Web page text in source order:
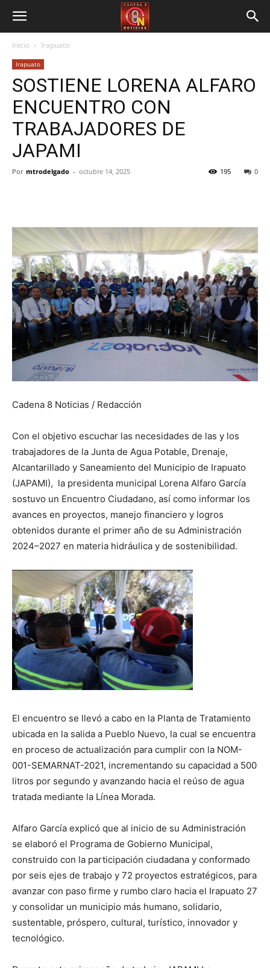
Inicio Irapuato
Irapuato
SOSTIENE LORENA ALFARO
ENCUENTRO CON
TRABAJADORES DE
JAPAMI
Por mtrodelgado - octubre 14, 2025 0
195
Cadena 8 Noticias / Redacción
Con el objetivo escuchar las necesidades de las y los
trabajadores de la Junta de Agua Potable, Drenaje,
Alcantarillado y Saneamiento del Municipio de Irapuato
(JAPAMI), la presidenta municipal Lorena Alfaro García
sostuvo un Encuentro Ciudadano, así como informar los
avances en proyectos, manejo financiero y logros
obtenidos durante el primer año de su Administración
2024–2027 en materia hidráulica y de sostenibilidad.
El encuentro se llevó a cabo en la Planta de Tratamiento
ubicada en la salida a Pueblo Nuevo, la cual se encuentra
en proceso de actualización para cumplir con la NOM-
001-SEMARNAT-2021, incrementando su capacidad a 500
litros por segundo y avanzando hacia el reúso de agua
tratada mediante la Línea Morada.
Alfaro García explicó que al inicio de su Administración
se elaboró el Programa de Gobierno Municipal,
construido con la participación ciudadana y conformado
por seis ejes de trabajo y 72 proyectos estratégicos, para
avanzar con paso firme y rumbo claro hacia el Irapuato 27
y consolidar un municipio más humano, solidario,
sustentable, próspero, cultural, turístico, innovador y
tecnológico.